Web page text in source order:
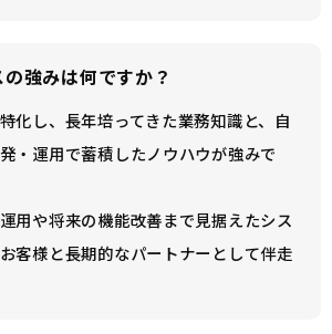
強みは何ですか？
化し、長年培ってきた業務知識と、自
・運用で蓄積したノウハウが強みで
用や将来の機能改善まで見据えたシス
客様と長期的なパートナーとして伴走